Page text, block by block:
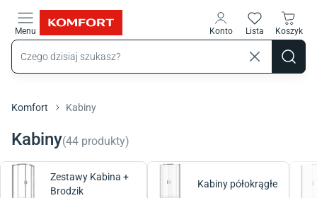
Menu Konto Lista Koszyk
Komfort Kabiny
Kabiny(44 produkty)
Zestawy Kabina +
Brodzik
Kabiny półokrągłe